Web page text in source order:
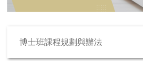
博士班課程規劃與辦法